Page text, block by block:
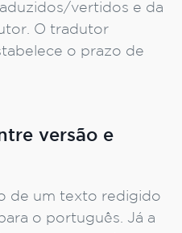
vertidos e da
O tradutor
o prazo de
versão e
de um texto redigido
o português. Já a